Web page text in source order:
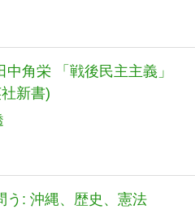
中角栄 「戦後民主主義」
新書)
う: 沖縄、歴史、憲法